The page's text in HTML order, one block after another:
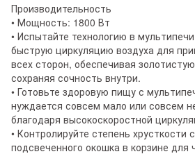
Производительность
• Мощность: 1800 Вт
• Испытайте технологию в
быструю циркуляцию воздуха для
всех сторон, обеспечивая
сохраняя сочность внутри.
• Готовьте здоровую пищу с
нуждается совсем мало или совсем
благодаря высокоскоростной
• Контролируйте степень
подсвеченного окошка в корзине для